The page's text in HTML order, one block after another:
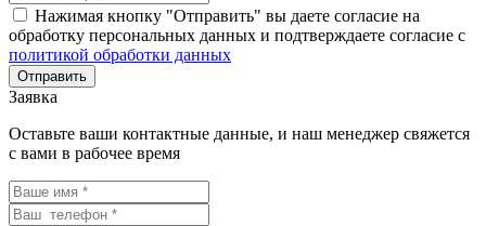
Нажимая кнопку "Отправить" вы даете согласие на
обработку персональных данных и подтверждаете согласие с
политикой обработки данных
Заявка
Оставьте ваши контактные данные, и наш менеджер свяжется
с вами в рабочее время